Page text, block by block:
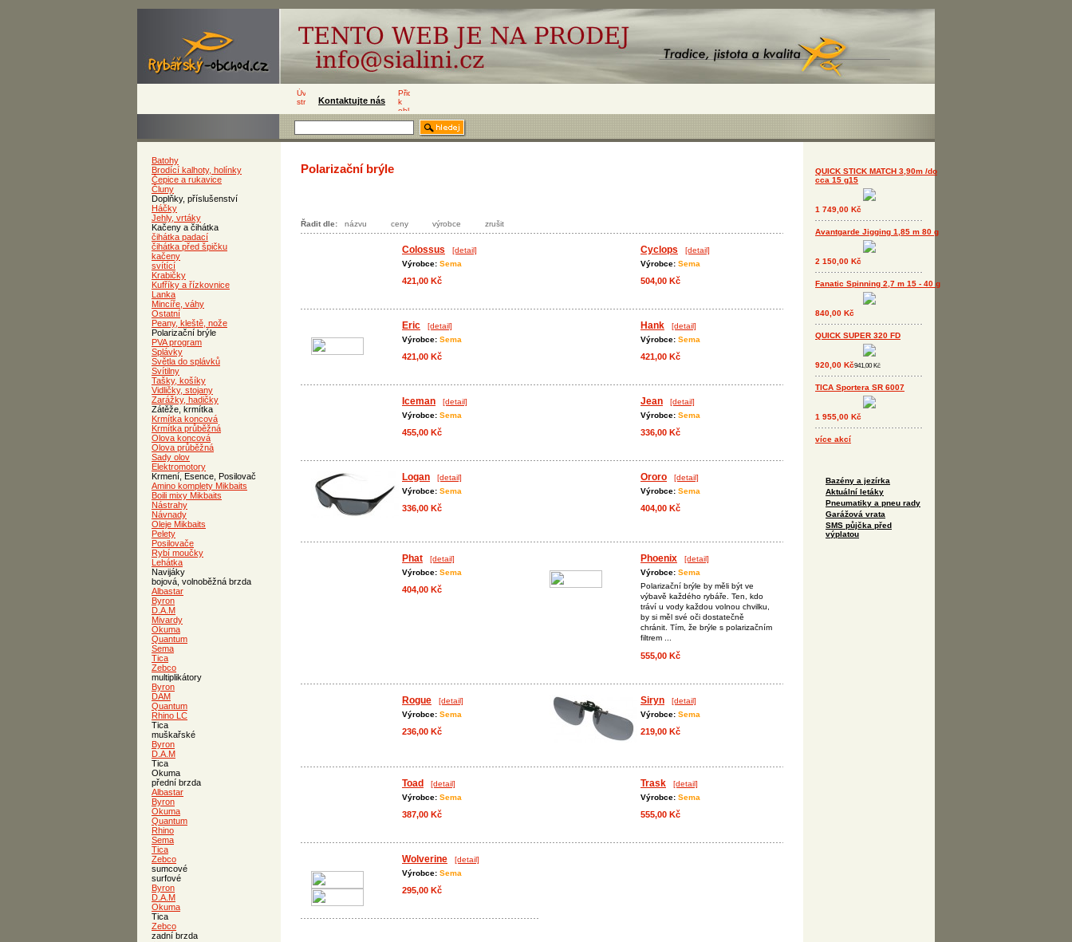
Kontaktujte nás
Batohy
Brodící kalhoty, holínky
Čepice a rukavice
Čluny
Doplňky, příslušenství
Háčky
Jehly, vrtáky
Kačeny a čihátka
čihátka padací
čihátka před špičku
kačeny
svítící
Krabičky
Kufříky a řízkovnice
Lanka
Mincíře, váhy
Ostatní
Peany, kleště, nože
Polarizační brýle
PVA program
Splávky
Světla do splávků
Svítilny
Tašky, košíky
Vidličky, stojany
Zarážky, hadičky
Zátěže, krmítka
Krmítka koncová
Krmítka průběžná
Olova koncová
Olova průběžná
Sady olov
Elektromotory
Krmení, Esence, Posilovač
Amino komplety Mikbaits
Boili mixy Mikbaits
Nástrahy
Návnady
Oleje Mikbaits
Pelety
Posilovače
Rybí moučky
Lehátka
Navijáky
bojová, volnoběžná brzda
Albastar
Byron
D.A.M
Mivardy
Okuma
Quantum
Sema
Tica
Zebco
multiplikátory
Byron
DAM
Quantum
Rhino LC
Tica
muškařské
Byron
D.A.M
Tica
Okuma
přední brzda
Albastar
Byron
Okuma
Quantum
Rhino
Sema
Tica
Zebco
sumcové
surfové
Byron
D.A.M
Okuma
Tica
Zebco
zadní brzda
QUICK STICK MATCH 3,90m /do
cca 15 g15
1 749,00 Kč
Avantgarde Jigging 1,85 m 80 g
2 150,00 Kč
Fanatic Spinning 2,7 m 15 - 40 g
840,00 Kč
QUICK SUPER 320 FD
920,00 Kč941,00 Kč
TICA Sportera SR 6007
1 955,00 Kč
více akcí
Bazény a jezírka
Aktuální letáky
Pneumatiky a pneu rady
Garážová vrata
SMS půjčka před
výplatou
Polarizační brýle
Řadit dle: názvu ceny výrobce zrušit
Colossus
[detail]
Výrobce: Sema
421,00 Kč
Cyclops
[detail]
Výrobce: Sema
504,00 Kč
Eric
[detail]
Výrobce: Sema
421,00 Kč
Hank
[detail]
Výrobce: Sema
421,00 Kč
Iceman
[detail]
Výrobce: Sema
455,00 Kč
Jean
[detail]
Výrobce: Sema
336,00 Kč
Logan
[detail]
Výrobce: Sema
336,00 Kč
Ororo
[detail]
Výrobce: Sema
404,00 Kč
Phat
[detail]
Výrobce: Sema
404,00 Kč
Phoenix
[detail]
Výrobce: Sema
Polarizační brýle by měli být ve
výbavě každého rybáře. Ten, kdo
tráví u vody každou volnou chvilku,
by si měl své oči dostatečně
chránit. Tím, že brýle s polarizačním
filtrem ...
555,00 Kč
Rogue
[detail]
Výrobce: Sema
236,00 Kč
Siryn
[detail]
Výrobce: Sema
219,00 Kč
Toad
[detail]
Výrobce: Sema
387,00 Kč
Trask
[detail]
Výrobce: Sema
555,00 Kč
Wolverine
[detail]
Výrobce: Sema
295,00 Kč